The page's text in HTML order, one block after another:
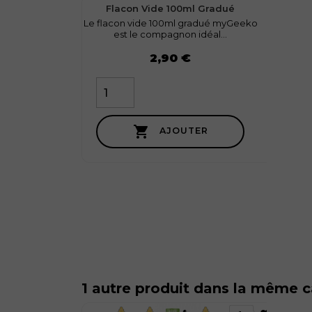
Flacon Vide 100ml Gradué
Le flacon vide 100ml gradué myGeeko
est le compagnon idéal...
2,90 €
 AJOUTER
1 autre produit dans la même